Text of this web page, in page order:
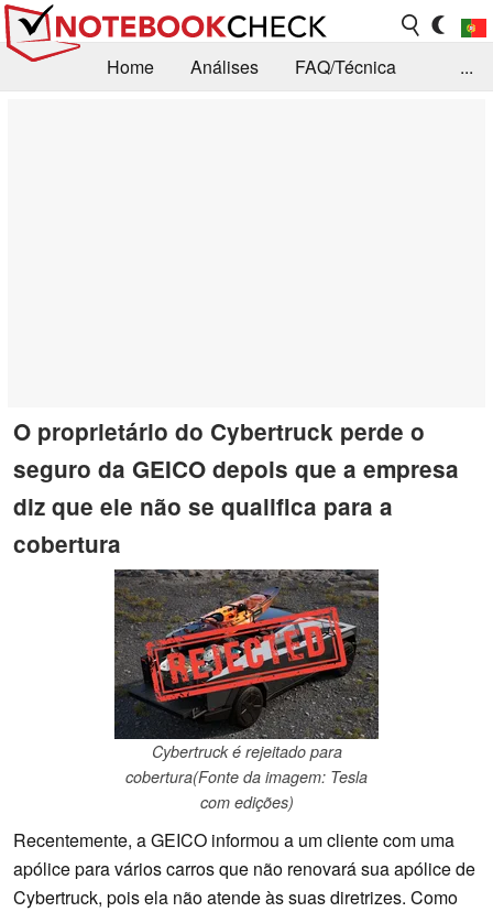
Home Análises
FAQ/Técnica
...
O proprietário do Cybertruck perde o
seguro da GEICO depois que a empresa
diz que ele não se qualifica para a
cobertura
Cybertruck é rejeitado para
cobertura(Fonte da imagem: Tesla
com edições)
Recentemente, a GEICO informou a um cliente com uma
apólice para vários carros que não renovará sua apólice de
Cybertruck, pois ela não atende às suas diretrizes. Como